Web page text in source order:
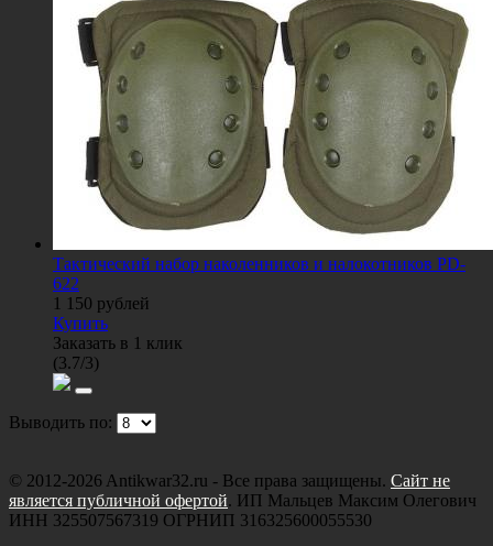
Тактический набор наколенников и налокотников PD-
622
1 150 рублей
Купить
Заказать в 1 клик
(3.7/3)
Выводить по:
© 2012-2026 Antikwar32.ru - Все права защищены. Сайт не
является публичной офертой. ИП Мальцев Максим Олегович
ИНН 325507567319 ОГРНИП 316325600055530